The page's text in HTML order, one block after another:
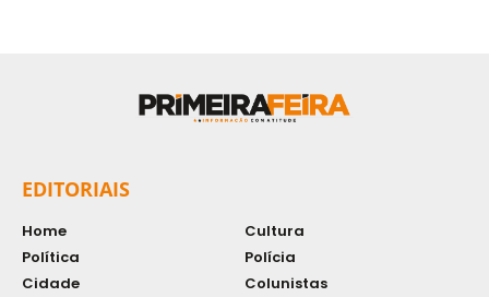
EDITORIAIS
Home
Política
Cidade
Cultura
Polícia
Colunistas